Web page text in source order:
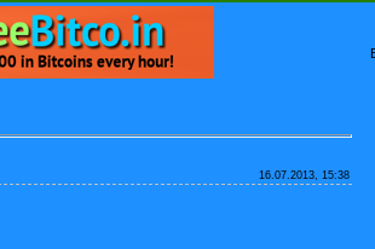
16.07.2013, 15:38